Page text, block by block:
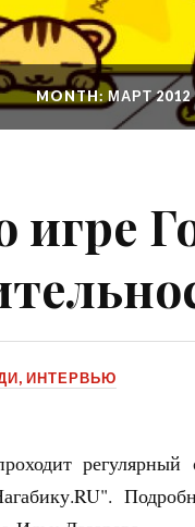
MONTH: МАРТ 2012
игре
ИНТЕРВЬЮ